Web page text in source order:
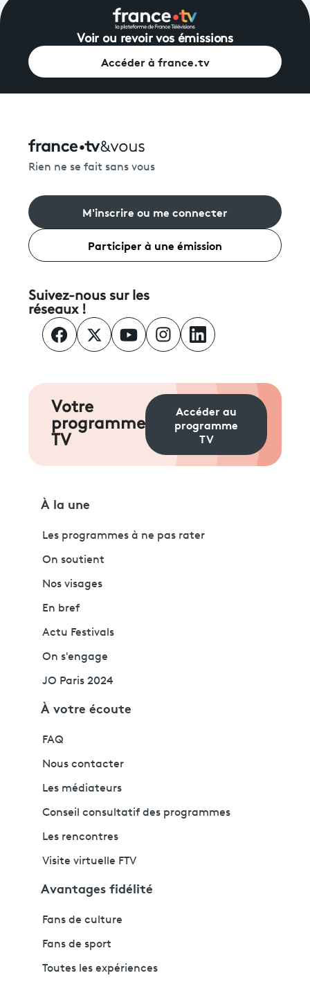
Voir ou revoir vos émissions
Accéder à france.tv
Rien ne se fait sans vous
M'inscrire ou me connecter
Participer à une émission
Suivez-nous sur les
réseaux !
Votre
programme
TV
Accéder au
programme
TV
À la une
Les programmes à ne pas rater
On soutient
Nos visages
En bref
Actu Festivals
On s'engage
JO Paris 2024
À votre écoute
FAQ
Nous contacter
Les médiateurs
Conseil consultatif des programmes
Les rencontres
Visite virtuelle FTV
Avantages fidélité
Fans de culture
Fans de sport
Toutes les expériences